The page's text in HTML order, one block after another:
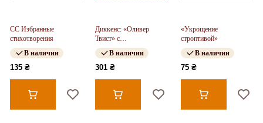
CC Избранные
стихотворения
В наличии
135 ₴
Диккенс: «Оливер
Твист» с
иллюстрациями [в
твёрдом переплёте]
В наличии
301 ₴
«Укрощение
строптивой»
В наличии
75 ₴